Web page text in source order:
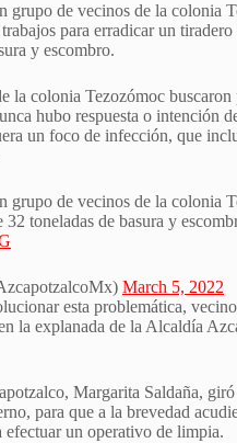
grupo de vecinos de la colonia
para erradicar un
y escombro.
la colonia Tezozómoc
hubo respuesta o intención
un foco de infección, que
grupo de vecinos de la colonia
toneladas de basura y
March 5, 2022
esta problemática,
la explanada de la Alcaldía
Margarita Saldaña,
para que a la brevedad
un operativo de limpia.